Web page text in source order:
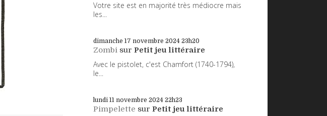
Votre site est en majorité très médiocre mais
les...
dimanche 17 novembre 2024 23h20
Zombi sur Petit jeu littéraire
Avec le pistolet, c'est Chamfort (1740-1794),
le...
lundi 11 novembre 2024 22h23
Pimpelette sur Petit jeu littéraire